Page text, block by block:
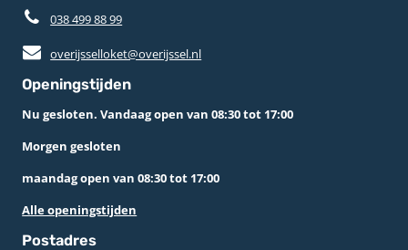
038 499 88 99
overijsselloket@overijssel.nl
Openingstijden
Nu gesloten. Vandaag open van 08:30 tot 17:00
Morgen gesloten
maandag open van 08:30 tot 17:00
Alle openingstijden
Postadres